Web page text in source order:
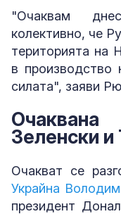
"Очаквам
колективно, че
територията на
в производство
силата", заяви
Зеленски
Очакват се
Украйна
президент